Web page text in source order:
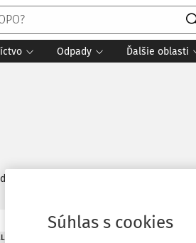
Odpady Ďalšie oblasti
dokumentov:
Súhlas s cookies